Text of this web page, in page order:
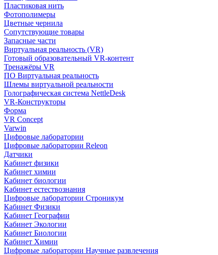
Пластиковая нить
Фотополимеры
Цветные чернила
Сопутствующие товары
Запасные части
Виртуальная реальность (VR)
Готовый образовательный VR-контент
Тренажёры VR
ПО Виртуальная реальность
Шлемы виртуальной реальности
Голографическая система NettleDesk
VR-Конструкторы
Форма
VR Concept
Varwin
Цифровые лаборатории
Цифровые лаборатории Releon
Датчики
Кабинет физики
Кабинет химии
Кабинет биологии
Кабинет естествознания
Цифровые лаборатории Строникум
Кабинет Физики
Кабинет Географии
Кабинет Экологии
Кабинет Биологии
Кабинет Химии
Цифровые лаборатории Научные развлечения